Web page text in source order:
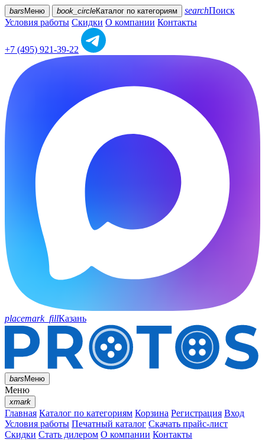
bars Меню book_circleКаталог по категориям searchПоиск
Условия работы Скидки О компании Контакты
+7 (495) 921-39-22
placemark_fillКазань
barsМеню
Меню
xmark
Главная Каталог по категориям Корзина Регистрация Вход
Условия работы Печатный каталог Скачать прайс-лист
Скидки Стать дилером О компании Контакты